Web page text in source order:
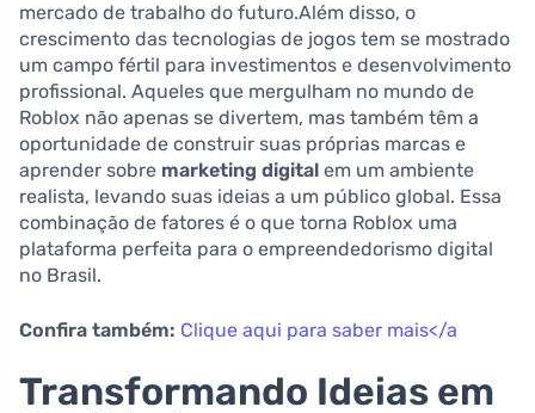
mercado de trabalho do futuro.Além disso, o
crescimento das tecnologias de jogos tem se mostrado
um campo fértil para investimentos e desenvolvimento
profissional. Aqueles que mergulham no mundo de
Roblox não apenas se divertem, mas também têm a
oportunidade de construir suas próprias marcas e
aprender sobre marketing digital em um ambiente
realista, levando suas ideias a um público global. Essa
combinação de fatores é o que torna Roblox uma
plataforma perfeita para o empreendedorismo digital
no Brasil.
Confira também: Clique aqui para saber mais</a
Transformando Ideias em